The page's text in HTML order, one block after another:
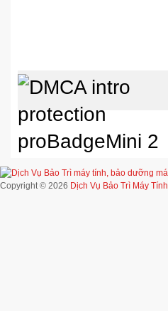
Copyright © 2026 Dịch Vụ Bảo Trì Máy Tính